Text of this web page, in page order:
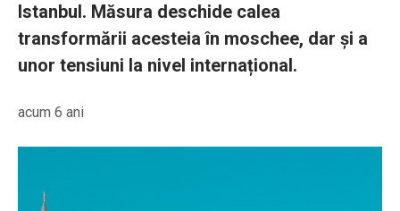
Istanbul. Măsura deschide calea
transformării acesteia în moschee, dar și a
unor tensiuni la nivel internațional.
acum 6 ani